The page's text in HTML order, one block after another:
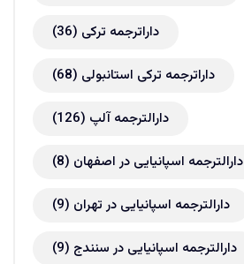
داراترجمه ترکی (36)
داراترجمه ترکی استانبولی (68)
دارالترجمه آلپ (126)
دارالترجمه اسپانیایی در اصفهان (8)
دارالترجمه اسپانیایی در تهران (9)
دارالترجمه اسپانیایی در سنندج (9)